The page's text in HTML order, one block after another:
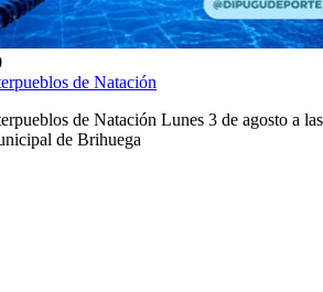
de Natación
de Natación Lunes 3 de agosto a las
de Brihuega